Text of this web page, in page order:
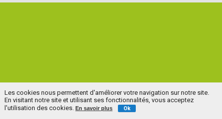
Les cookies nous permettent d'améliorer votre navigation sur notre site.
En visitant notre site et utilisant ses fonctionnalités, vous acceptez
l'utilisation des cookies.En savoir plus Ok